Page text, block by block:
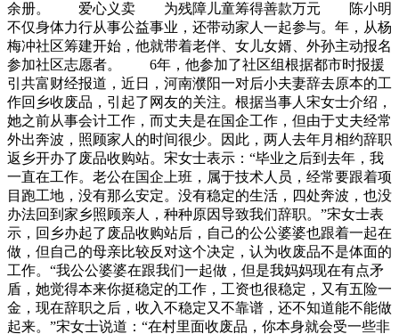
余册。 爱心义卖 为残障儿童筹得善款万元 陈小明
不仅身体力行从事公益事业，还带动家人一起参与。年，从杨
梅冲社区筹建开始，他就带着老伴、女儿女婿、外孙主动报名
参加社区志愿者。 6年，他参加了社区组根据都市时报援
引共富财经报道，近日，河南濮阳一对后小夫妻辞去原本的工
作回乡收废品，引起了网友的关注。根据当事人宋女士介绍，
她之前从事会计工作，而丈夫是在国企工作，但由于丈夫经常
外出奔波，照顾家人的时间很少。因此，两人去年月相约辞职
返乡开办了废品收购站。宋女士表示：“毕业之后到去年，我
一直在工作。老公在国企上班，属于技术人员，经常要跟着项
目跑工地，没有那么安定。没有稳定的生活，四处奔波，也没
办法回到家乡照顾亲人，种种原因导致我们辞职。”宋女士表
示，回乡办起了废品收购站后，自己的公公婆婆也跟着一起在
做，但自己的母亲比较反对这个决定，认为收废品不是体面的
工作。“我公公婆婆在跟我们一起做，但是我妈妈现在有点矛
盾，她觉得本来你挺稳定的工作，工资也很稳定，又有五险一
金，现在辞职之后，收入不稳定又不靠谱，还不知道能不能做
起来。”宋女士说道：“在村里面收废品，你本身就会受一些非